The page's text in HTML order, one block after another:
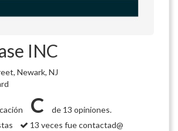
INC
Newark, NJ
C
de 13 opiniones.
13 veces fue contactad@